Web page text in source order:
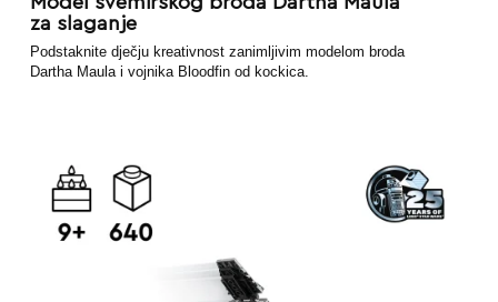
za slaganje
Podstaknite dječju kreativnost zanimljivim modelom broda
Dartha Maula i vojnika Bloodfin od kockica.